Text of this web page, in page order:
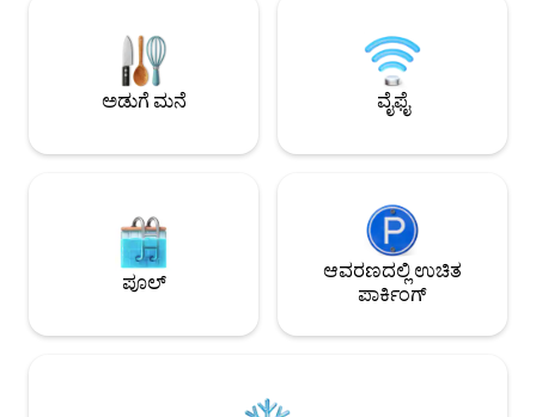
ಅಂಜಾ ಹೋಸ್ಟ್ ಮಾಡಿದ ✨ ನಮ್ಮ ಪುಟ್ಟ ಓಸ್ಲೋ ಮನೆ
— ಆರಾಮದಾಯಕ, ಸೊಗಸಾದ, ಸಂಪೂರ್ಣವಾಗಿ
ನೆಲೆಗೊಂಡಿದೆ. ಆರಾಮವಾಗಿರಿ ಮತ್ತು ನಗರ
ಜೀವನವನ್ನು ಆನಂದಿಸಿ
ಮಲಗುವ
ವಾಷಿಂಗ್ ಮಷಿನ್/
ಬಾತ್ರೂಮ್ ಇವೆ.
ಇನ್ಸುಲೇಟಿಂಗ್
ಅಡುಗೆ ಮನೆ ವೈಫೈ
ಪೂಲ್
ಆವರಣದಲ್ಲಿ ಉಚಿತ
ಪಾರ್ಕಿಂಗ್